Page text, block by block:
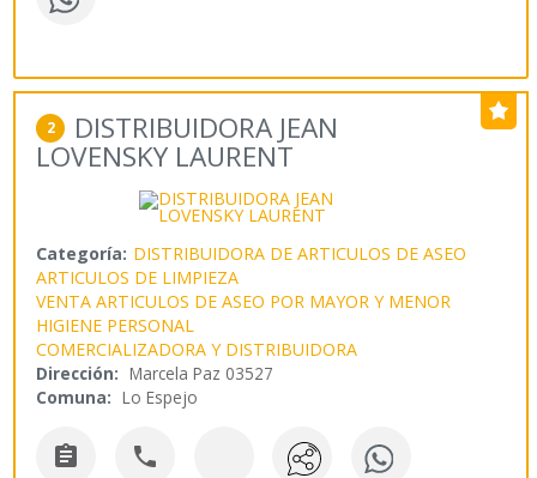
2 DISTRIBUIDORA JEAN
LOVENSKY LAURENT
Categoría: DISTRIBUIDORA DE ARTICULOS DE ASEO
ARTICULOS DE LIMPIEZA
VENTA ARTICULOS DE ASEO POR MAYOR Y MENOR
HIGIENE PERSONAL
COMERCIALIZADORA Y DISTRIBUIDORA
Dirección: Marcela Paz 03527
Comuna: Lo Espejo
 